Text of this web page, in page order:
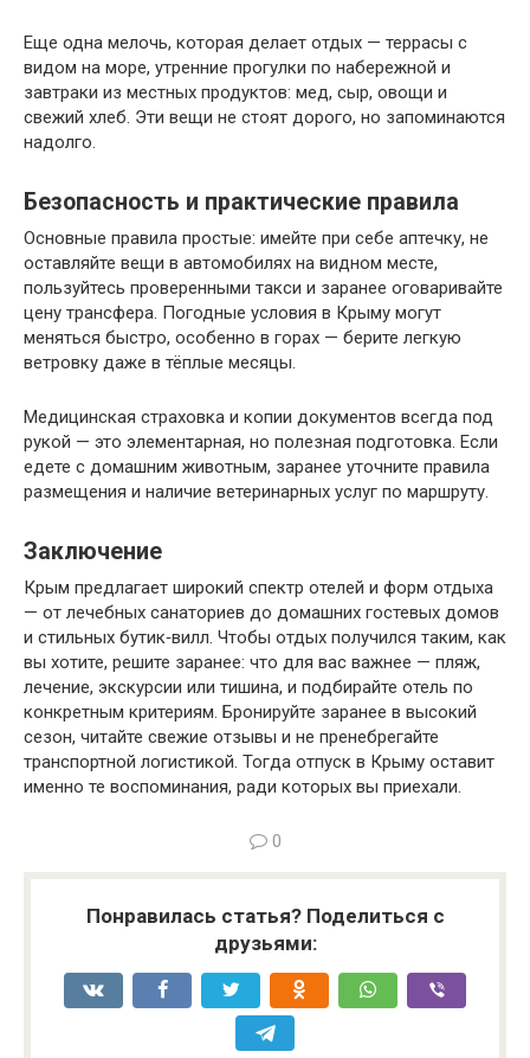
Еще одна мелочь, которая делает отдых — террасы с
видом на море, утренние прогулки по набережной и
завтраки из местных продуктов: мед, сыр, овощи и
свежий хлеб. Эти вещи не стоят дорого, но запоминаются
надолго.
Безопасность и практические правила
Основные правила простые: имейте при себе аптечку, не
оставляйте вещи в автомобилях на видном месте,
пользуйтесь проверенными такси и заранее оговаривайте
цену трансфера. Погодные условия в Крыму могут
меняться быстро, особенно в горах — берите легкую
ветровку даже в тёплые месяцы.
Медицинская страховка и копии документов всегда под
рукой — это элементарная, но полезная подготовка. Если
едете с домашним животным, заранее уточните правила
размещения и наличие ветеринарных услуг по маршруту.
Заключение
Крым предлагает широкий спектр отелей и форм отдыха
— от лечебных санаториев до домашних гостевых домов
и стильных бутик‑вилл. Чтобы отдых получился таким, как
вы хотите, решите заранее: что для вас важнее — пляж,
лечение, экскурсии или тишина, и подбирайте отель по
конкретным критериям. Бронируйте заранее в высокий
сезон, читайте свежие отзывы и не пренебрегайте
транспортной логистикой. Тогда отпуск в Крыму оставит
именно те воспоминания, ради которых вы приехали.
0
Понравилась статья? Поделиться с
друзьями: